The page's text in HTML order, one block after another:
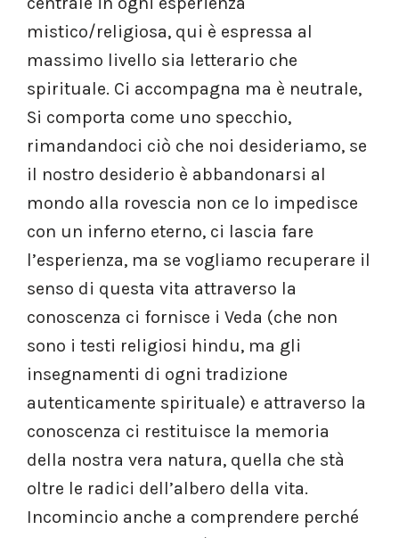
mistico/religiosa, qui è espressa al
massimo livello sia letterario che
spirituale. Ci accompagna ma è neutrale,
Si comporta come uno specchio,
rimandandoci ciò che noi desideriamo, se
il nostro desiderio è abbandonarsi al
mondo alla rovescia non ce lo impedisce
con un inferno eterno, ci lascia fare
l’esperienza, ma se vogliamo recuperare il
senso di questa vita attraverso la
conoscenza ci fornisce i Veda (che non
sono i testi religiosi hindu, ma gli
insegnamenti di ogni tradizione
autenticamente spirituale) e attraverso la
conoscenza ci restituisce la memoria
della nostra vera natura, quella che stà
oltre le radici dell’albero della vita.
Incomincio anche a comprendere perché